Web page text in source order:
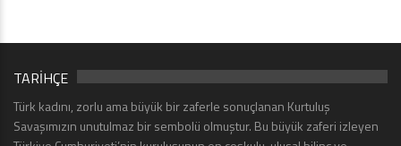
TARİHÇE
Türk kadını, zorlu ama büyük bir zaferle sonuçlanan Kurtuluş
Savaşımızın unutulmaz bir sembolü olmuştur. Bu büyük zaferi izleyen